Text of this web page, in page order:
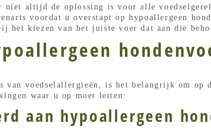
altijd de oplossing is voor alle
voordat u overstapt op hypoallergeen
het kiezen van het juiste voer dat aan die
voedselallergieën, is het belangrijk om op
waar u op moet letten:
aan hypoallergeen